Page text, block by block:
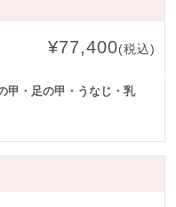
¥77,400(税込)
甲・足の甲・うなじ・乳